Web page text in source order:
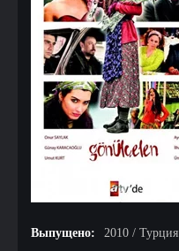
Выпущено:
2010 / Турция